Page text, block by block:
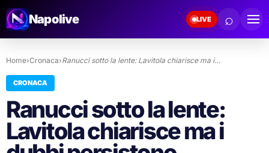
Napolive LIVE ⌕
Home›Cronaca›Ranucci sotto la lente: Lavitola chiarisce ma i…
CRONACA
Ranucci sotto la lente:
Lavitola chiarisce ma i